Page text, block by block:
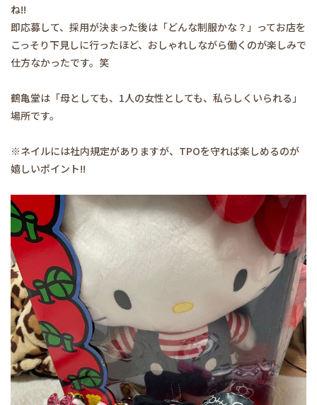
ね!!
即応募して、採用が決まった後は「どんな制服かな？」ってお店を
こっそり下見しに行ったほど、おしゃれしながら働くのが楽しみで
仕方なかったです。笑
鶴亀堂は「母としても、1人の女性としても、私らしくいられる」
場所です。
※ネイルには社内規定がありますが、TPOを守れば楽しめるのが
嬉しいポイント!!